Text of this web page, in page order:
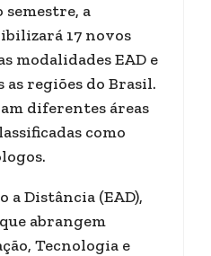
a
17 novos
modalidades EAD e
as regiões do Brasil.
diferentes áreas
como
a Distância (EAD),
abrangem
Tecnologia e